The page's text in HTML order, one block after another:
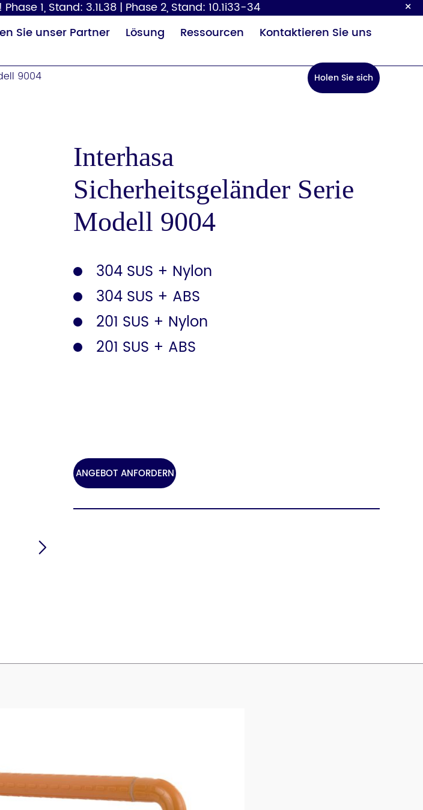
1, Stand: 3.1L38 | Phase 2, Stand: 10.1i33-34 ×
Haartrockner
Baby-
Wickeltisch
Sensor
Wasserhahn
Sie unser Partner Lösung Ressourcen Kontaktieren Sie uns
Holen Sie sich
9004
Interhasa
Sicherheitsgeländer Serie
Modell 9004
304 SUS + Nylon
304 SUS + ABS
201 SUS + Nylon
201 SUS + ABS
ANGEBOT ANFORDERN